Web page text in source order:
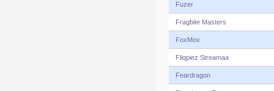
Fuzer
Fragbite Masters
FoxMox
Fliqpiez Streamaa
Feardragon